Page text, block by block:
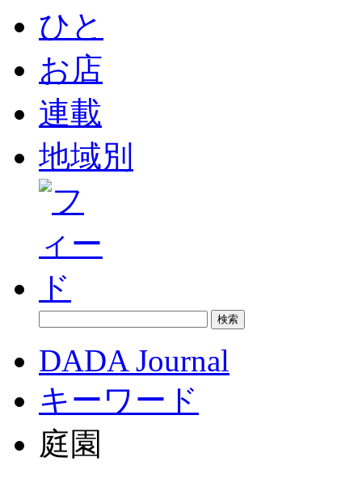
ひと
お店
連載
地域別
DADA Journal
キーワード
庭園